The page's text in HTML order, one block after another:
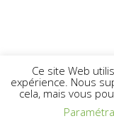
Ce site Web
expérience. Nous
cela, mais vous